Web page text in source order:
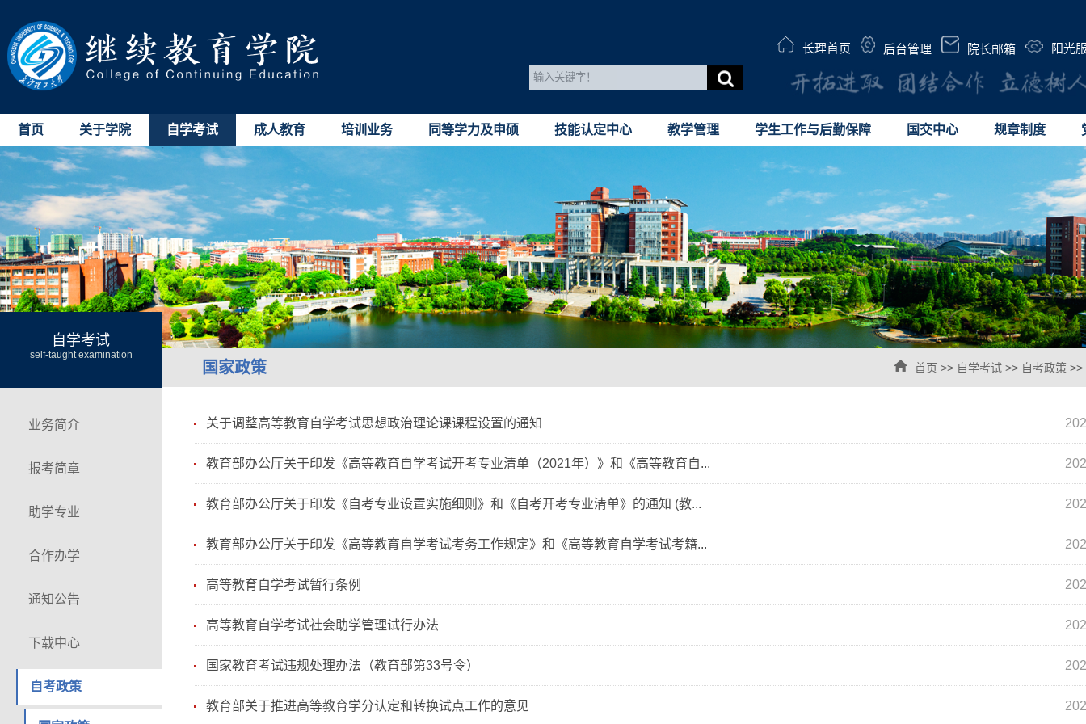
长理首页 后台管理 院长邮箱 阳光
首页 关于学院 自学考试 成人教育 培训业务 同等学力及申硕 技能认定中心 教学管理 学生工作与后勤保障 国交中心 规章制度
自学考试
self-taught examination
国家政策 首页 >> 自学考试 >> 自考政策 >>
业务简介
报考简章
助学专业
合作办学
通知公告
下载中心
自考政策
关于调整高等教育自学考试思想政治理论课课程设置的通知
教育部办公厅关于印发《高等教育自学考试开考专业清单（2021年）》和《高等教育自...
教育部办公厅关于印发《自考专业设置实施细则》和《自考开考专业清单》的通知 (教...
教育部办公厅关于印发《高等教育自学考试考务工作规定》和《高等教育自学考试考籍...
高等教育自学考试暂行条例
高等教育自学考试社会助学管理试行办法
国家教育考试违规处理办法（教育部第33号令）
教育部关于推进高等教育学分认定和转换试点工作的意见